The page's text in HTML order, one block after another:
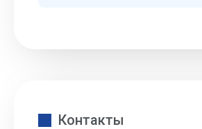
Контакты